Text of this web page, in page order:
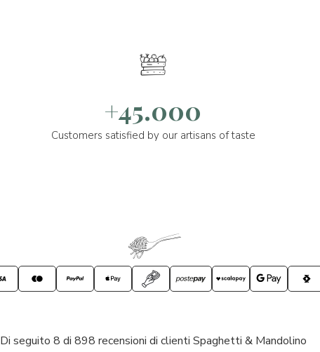
+45.000
Customers satisfied by our artisans of taste
Di seguito 8 di 898 recensioni di clienti Spaghetti & Mandolino